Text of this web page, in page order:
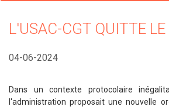
L'USAC-CGT QUITTE
04-06-2024
Dans un contexte protocolaire
l'administration proposait une nouvelle